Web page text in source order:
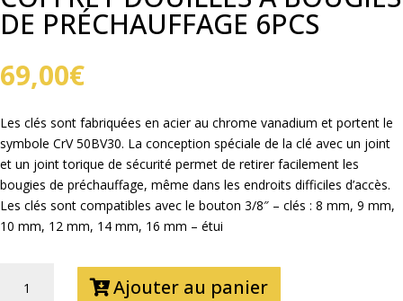
DE PRÉCHAUFFAGE 6PCS
69,00€
Les clés sont fabriquées en acier au chrome vanadium et portent le
symbole CrV 50BV30. La conception spéciale de la clé avec un joint
et un joint torique de sécurité permet de retirer facilement les
bougies de préchauffage, même dans les endroits difficiles d’accès.
Les clés sont compatibles avec le bouton 3/8″ – clés : 8 mm, 9 mm,
10 mm, 12 mm, 14 mm, 16 mm – étui
Ajouter au panier